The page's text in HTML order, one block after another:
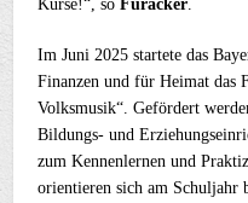
Kurse!“, soFüracker
Im Juni 2025 startete das
Finanzen und für Heimat das
Volksmusik“. Gefördert
Bildungs- und
zum Kennenlernen und
orientieren sich am Schuljahr